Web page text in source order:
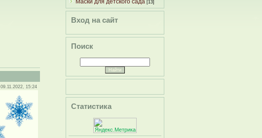
09.11.2022, 15:24
Маски для детского сада [13]
Вход на сайт
Поиск
Статистика